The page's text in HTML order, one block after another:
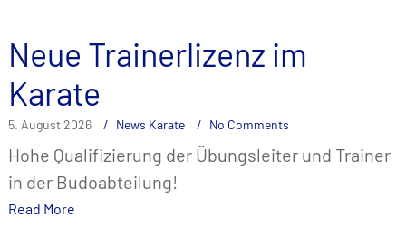
Neue Trainerlizenz im
Karate
5. August 2026 News Karate No Comments
Hohe Qualifizierung der Übungsleiter und Trainer
in der Budoabteilung!
Read More